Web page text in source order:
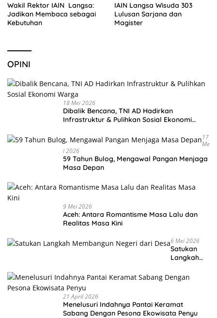
Wakil Rektor IAIN Langsa:
Jadikan Membaca sebagai
Kebutuhan
IAIN Langsa Wisuda 303
Lulusan Sarjana dan
Magister
OPINI
18 Mei 2026
Dibalik Bencana, TNI AD Hadirkan
Infrastruktur & Pulihkan Sosial Ekonomi
17
Me
I 2026
59 Tahun Bulog, Mengawal Pangan Menjaga
Masa Depan
9 Mei 2026
Aceh: Antara Romantisme Masa Lalu dan
Realitas Masa Kini
6 Mei 2026
Satukan
Langkah
n Negeri
dari Desa
21 April 2026
Menelusuri Indahnya Pantai Keramat
Sabang Dengan Pesona Ekowisata Penyu